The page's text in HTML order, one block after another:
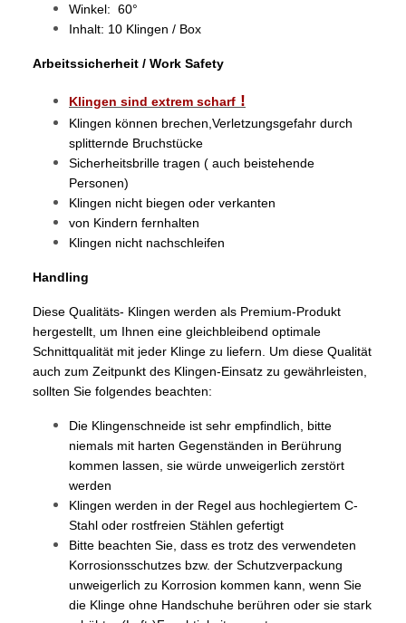
Winkel: 60°
Inhalt: 10 Klingen / Box
Arbeitssicherheit / Work Safety
Klingen sind extrem scharf !
Klingen können brechen,Verletzungsgefahr durch
splitternde Bruchstücke
Sicherheitsbrille tragen ( auch beistehende
Personen)
Klingen nicht biegen oder verkanten
von Kindern fernhalten
Klingen nicht nachschleifen
Handling
Diese Qualitäts- Klingen werden als Premium-Produkt
hergestellt, um Ihnen eine gleichbleibend optimale
Schnittqualität mit jeder Klinge zu liefern. Um diese Qualität
auch zum Zeitpunkt des Klingen-Einsatz zu gewährleisten,
sollten Sie folgendes beachten:
Die Klingenschneide ist sehr empfindlich, bitte
niemals mit harten Gegenständen in Berührung
kommen lassen, sie würde unweigerlich zerstört
werden
Klingen werden in der Regel aus hochlegiertem C-
Stahl oder rostfreien Stählen gefertigt
Bitte beachten Sie, dass es trotz des verwendeten
Korrosionsschutzes bzw. der Schutzverpackung
unweigerlich zu Korrosion kommen kann, wenn Sie
die Klinge ohne Handschuhe berühren oder sie stark